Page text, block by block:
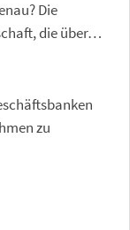
Die
die über…
zu